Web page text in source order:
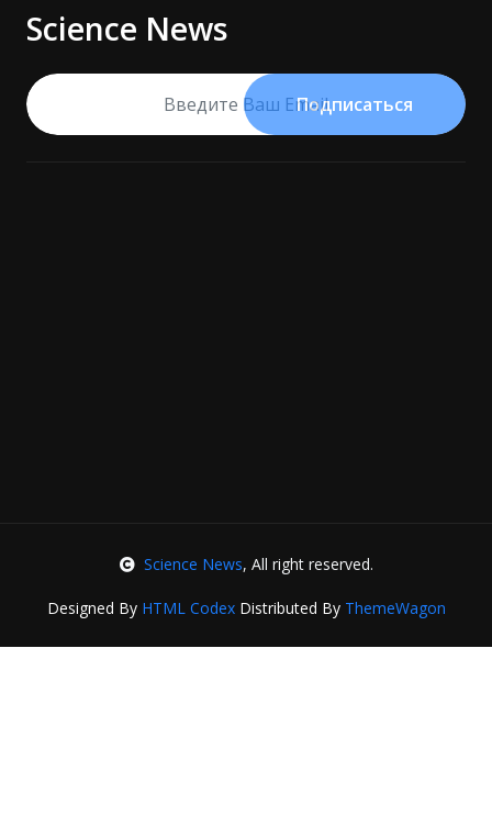
Science News
Подписаться
Science News, All right reserved.
Designed By HTML CodexDistributed By ThemeWagon